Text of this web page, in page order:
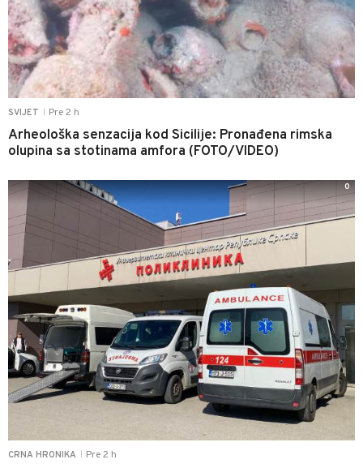
SVIJET Pre 2 h
Arheološka senzacija kod Sicilije: Pronađena rimska
olupina sa stotinama amfora (FOTO/VIDEO)
CRNA HRONIKA Pre 2 h
0